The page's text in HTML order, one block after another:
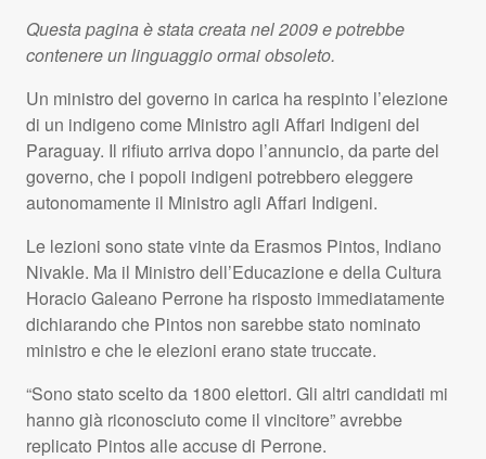
Questa pagina è stata creata nel 2009 e potrebbe
contenere un linguaggio ormai obsoleto.
Un ministro del governo in carica ha respinto l’elezione
di un indigeno come Ministro agli Affari Indigeni del
Paraguay. Il rifiuto arriva dopo l’annuncio, da parte del
governo, che i popoli indigeni potrebbero eleggere
autonomamente il Ministro agli Affari Indigeni.
Le lezioni sono state vinte da Erasmos Pintos, Indiano
Nivakle. Ma il Ministro dell’Educazione e della Cultura
Horacio Galeano Perrone ha risposto immediatamente
dichiarando che Pintos non sarebbe stato nominato
ministro e che le elezioni erano state truccate.
“Sono stato scelto da 1800 elettori. Gli altri candidati mi
hanno già riconosciuto come il vincitore” avrebbe
replicato Pintos alle accuse di Perrone.